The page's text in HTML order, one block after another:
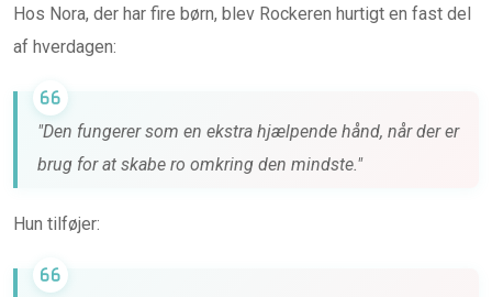
Hos Nora, der har fire børn, blev Rockeren hurtigt en fast del
af hverdagen:
"Den fungerer som en ekstra hjælpende hånd, når der er
brug for at skabe ro omkring den mindste."
Hun tilføjer: